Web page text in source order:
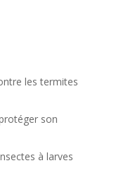
les termites
son
à larves